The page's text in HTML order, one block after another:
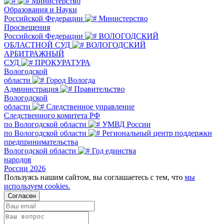
Образования и Науки
Российской Федерации
Министерство
Просвещения
Российской Федерации
ВОЛОГОДСКИЙ
ОБЛАСТНОЙ СУД
ВОЛОГОДСКИЙ
АРБИТРАЖНЫЙ
СУД
ПРОКУРАТУРА
Вологодской
области
Город Вологда
Администрация
Правительство
Вологодской
области
Следственное управление
Следственного комитета РФ
по Вологодской области
УМВД России
по Вологодской области
Региональный центр поддержки
предпринимательства
Вологодской области
Год единства
народов
России 2026
Пользуясь нашим сайтом, вы соглашаетесь с тем, что мы
используем cookies.
Согласен